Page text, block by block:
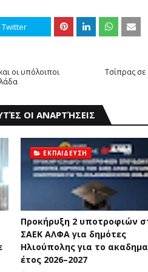
Twitter
Tσίπρας
οι υπόλοιποι
ΟΙ ΑΝΑΡΤΉΣΕΙΣ
ΕΚΠΑΙΔΕΥΣΗ
Προκήρυξη 2 υποτροφιών
ΣΑΕΚ ΑΛΦΑ για δημότες
Ηλιούπολης για το
έτος 2026–2027